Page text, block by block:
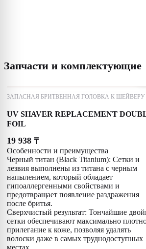
Запчасти и комплектующие
ЗАПАСНАЯ БРИТВЕННАЯ ГОЛОВКА К ШЕЙВЕРУ
UV SHAVER REPLACEMENT
FOIL
19 938 ₸
Особенности и преимущества
Черный титан (Black Titanium): Сетки и
лезвия выполнены из титана с черным
напылением, который обладает
гипоаллергенными свойствами и
предотвращает появление раздражения
после бритья.
Сверхчистый результат: Тончайшие
сетки обеспечивают максимально
прилегание к коже, позволяя удалять
волоски даже в самых труднодоступных
местах.